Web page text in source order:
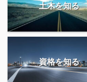
土木を知る
資格を知る